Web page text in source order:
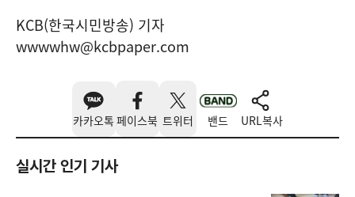
KCB(한국시민방송) 기자
wwwwhw@kcbpaper.com
카카오톡 페이스북 트위터 밴드 URL복사
실시간 인기 기사